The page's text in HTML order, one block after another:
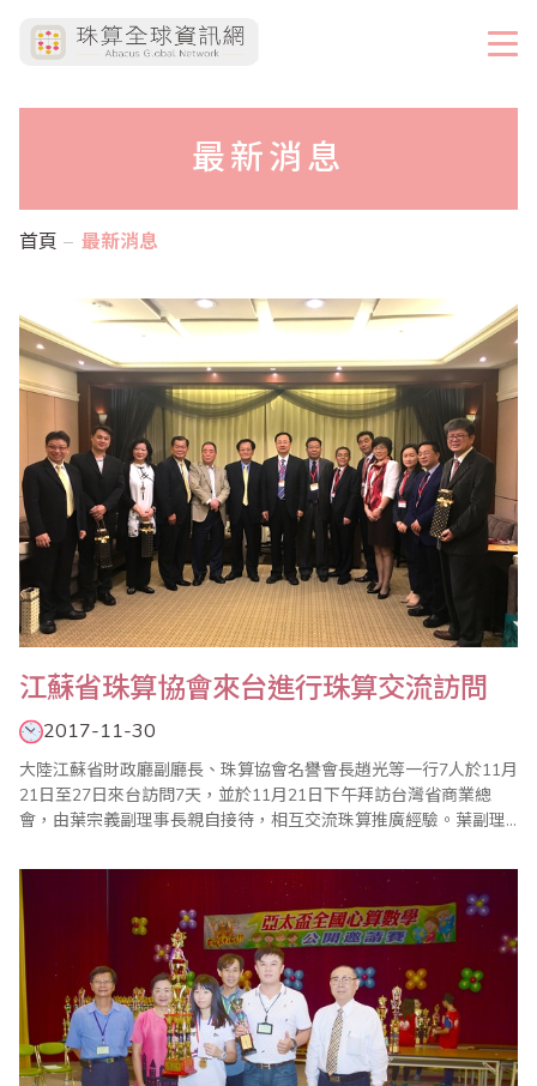
最新消息
首頁 最新消息
江蘇省珠算協會來台進行珠算交流訪問
2017-11-30
大陸江蘇省財政廳副廳長、珠算協會名譽會長趙光等一行7人於11月
21日至27日來台訪問7天，並於11月21日下午拜訪台灣省商業總
會，由葉宗義副理事長親自接待，相互交流珠算推廣經驗。葉副理
算功能、幼兒智力開發的教育功能以及透過珠心算的學習，刺激腦
細胞的活動，預防失智症等功能；趙名譽會長也簡述了江蘇省自
2012年珠心算實驗工作啟動以來，珠心算推廣..